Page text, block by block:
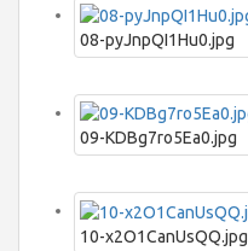
08-pyJnpQI1Hu0.jpg
09-KDBg7ro5Ea0.jpg
10-x2O1CanUsQQ.jpg